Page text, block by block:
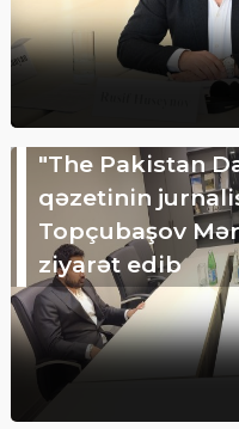
"The Pakistan
qəzetinin
Topçubaşov
ziyarət edib